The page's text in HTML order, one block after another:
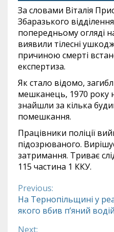
За словами Віталія
Збаразького
попередньому огляді
виявили тілесні
причиною смерті
експертиза.
Як стало відомо,
мешканець, 1970 року
знайшли за кілька
помешкання.
Працівники поліції
підозрюваного.
затримання. Триває
115 частина 1 ККУ.
Continue
Reading
Previous:
На Тернопільщині у
якого вбив п’яний
Next: